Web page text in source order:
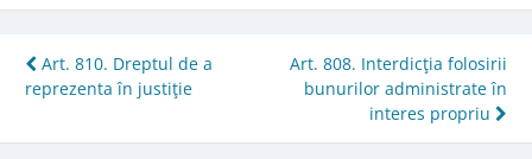
Post
navigation
Art. 810. Dreptul de a
reprezenta în justiţie
Art. 808. Interdicţia folosirii
bunurilor administrate în
interes propriu